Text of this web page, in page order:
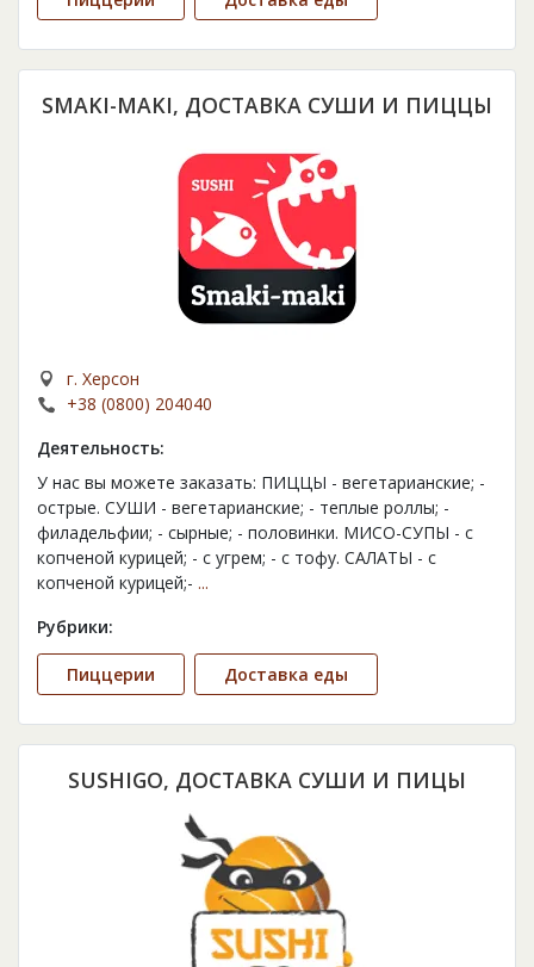
SMAKI-MAKI, ДОСТАВКА СУШИ И ПИЦЦЫ
г. Херсон
+38 (0800) 204040
Деятельность:
У нас вы можете заказать: ПИЦЦЫ - вегетарианские; -
острые. СУШИ - вегетарианские; - теплые роллы; -
филадельфии; - сырные; - половинки. МИСО-СУПЫ - с
копченой курицей; - с угрем; - с тофу. САЛАТЫ - с
копченой курицей;- ...
Рубрики:
Пиццерии Доставка еды
SUSHIGO, ДОСТАВКА СУШИ И ПИЦЫ